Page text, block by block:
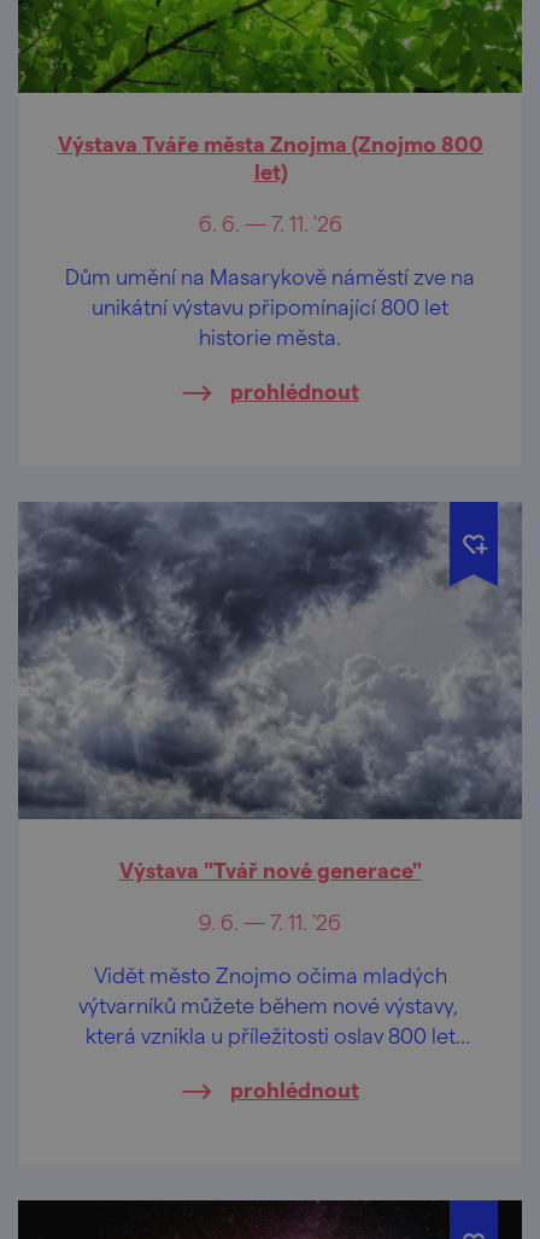
Výstava Tváře města Znojma (Znojmo 800
let)
6. 6. — 7. 11. '26
Dům umění na Masarykově náměstí zve na
unikátní výstavu připomínající 800 let
historie města.
prohlédnout
Výstava "Tvář nové generace"
9. 6. — 7. 11. '26
Vidět město Znojmo očima mladých
výtvarníků můžete během nové výstavy,
která vznikla u příležitosti oslav 800 let
prohlédnout